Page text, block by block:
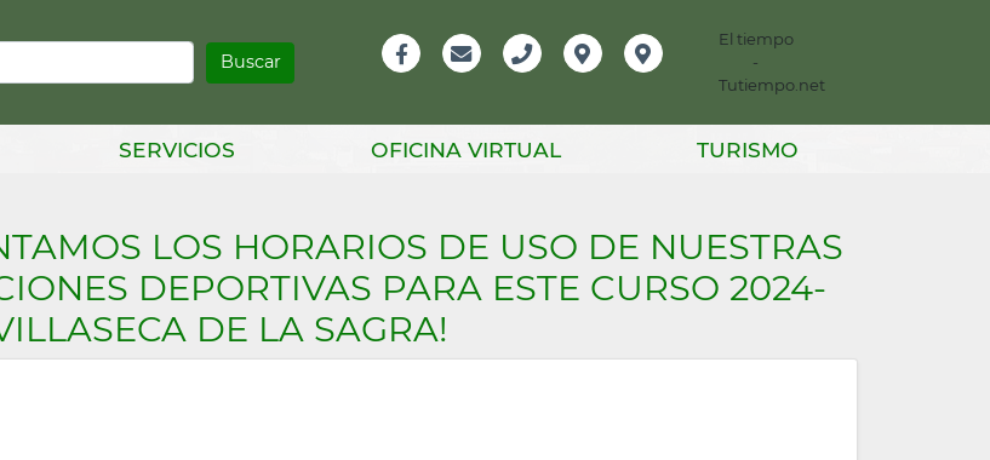
Información
El tiempo
-
Tutiempo.net
SERVICIOS OFICINA VIRTUAL TURISMO
LOS HORARIOS DE USO DE NUESTRAS
DEPORTIVAS PARA ESTE CURSO 2024-
DE LA SAGRA!